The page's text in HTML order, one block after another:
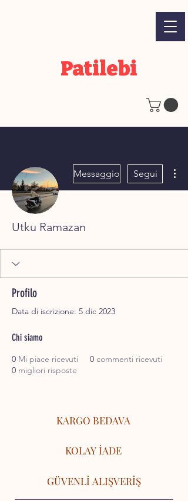
Patilebi
Messaggio Segui
Utku Ramazan
Profilo
Data di iscrizione: 5 dic 2023
Chi siamo
0 Mi piace ricevuti 0 commenti ricevuti
0 migliori risposte
KARGO BEDAVA
KOLAY İADE
GÜVENLİ ALIŞVERİŞ